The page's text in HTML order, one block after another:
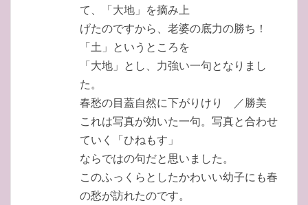
て、「大地」を摘み上
げたのですから、老婆の底力の勝ち！
「土」というところを
「大地」とし、力強い一句となりまし
た。
春愁の目蓋自然に下がりけり ／勝美
これは写真が効いた一句。写真と合わせ
ていく「ひねもす」
ならではの句だと思いました。
このふっくらとしたかわいい幼子にも春
の愁が訪れたのです。